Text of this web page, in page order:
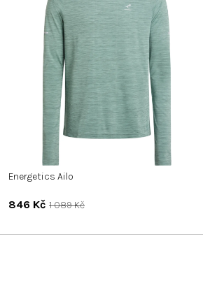
Energetics Ailo
846 Kč 1 089 Kč